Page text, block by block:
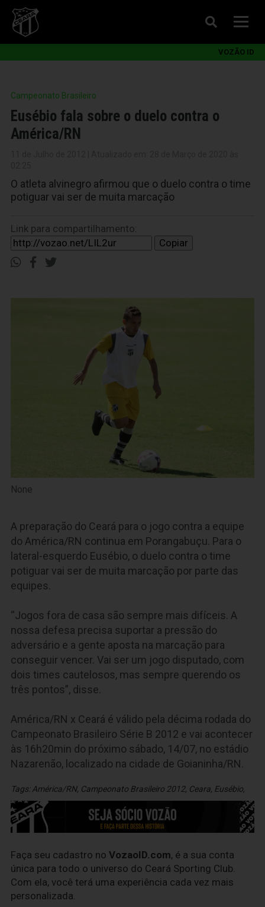
VOZÃO ID
Campeonato Brasileiro
Eusébio fala sobre o duelo contra o
América/RN
O atleta alvinegro afirmou que o duelo contra o time
potiguar vai ser de muita marcação
Link para compartilhamento:
Copiar
None
A preparação do Ceará para o jogo contra a equipe
do América/RN continua em Porangabuçu. Para o
lateral-esquerdo Eusébio, o duelo contra o time
potiguar vai ser de muita marcação por parte das
equipes.
“Jogos fora de casa são sempre mais difíceis. A
nossa defesa precisa suportar a pressão do
adversário e a gente aposta na marcação para
conseguir vencer. Vai ser um jogo disputado, com
dois times cautelosos, mas sempre querendo os
três pontos”, disse.
América/RN x Ceará é válido pela décima rodada do
Campeonato Brasileiro Série B 2012 e vai acontecer
às 16h20min do próximo sábado, 14/07, no estádio
Nazarenão, localizado na cidade de Goianinha/RN.
Tags:América/RN, Campeonato Brasileiro 2012, Ceara, Eusébio,
Faça seu cadastro no VozaoID.com, é a sua conta
única para todo o universo do Ceará Sporting Club.
Com ela, você terá uma experiência cada vez mais
personalizada.